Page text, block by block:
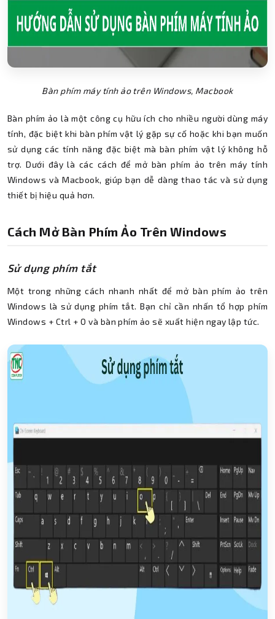
Bàn phím máy tính ảo trên Windows, Macbook
Bàn phím ảo là một công cụ hữu ích cho nhiều người dùng máy
tính, đặc biệt khi bàn phím vật lý gặp sự cố hoặc khi bạn muốn
sử dụng các tính năng đặc biệt mà bàn phím vật lý không hỗ
trợ. Dưới đây là các cách để mở bàn phím ảo trên máy tính
Windows và Macbook, giúp bạn dễ dàng thao tác và sử dụng
thiết bị hiệu quả hơn.
Cách Mở Bàn Phím Ảo Trên Windows
Sử dụng phím tắt
Một trong những cách nhanh nhất để mở bàn phím ảo trên
Windows là sử dụng phím tắt. Bạn chỉ cần nhấn tổ hợp phím
Windows + Ctrl + O và bàn phím ảo sẽ xuất hiện ngay lập tức.